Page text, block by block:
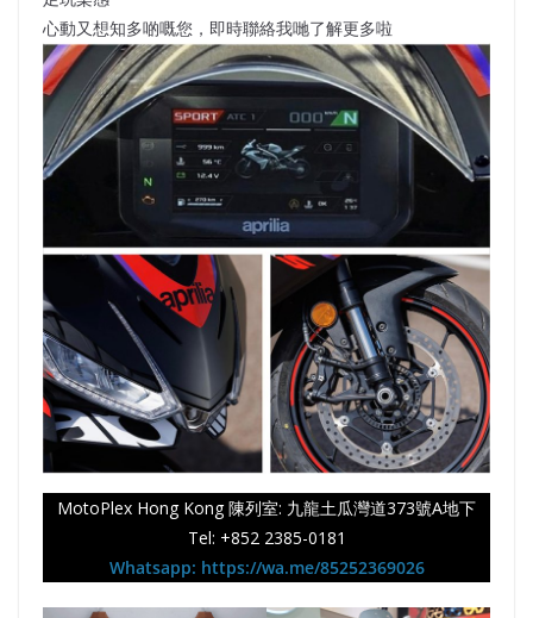
心動又想知多啲嘅您，即時聯絡我哋了解更多啦
MotoPlex Hong Kong 陳列室: 九龍土瓜灣道373號A地下
Tel: +852 2385-0181
Whatsapp: https://wa.me/85252369026